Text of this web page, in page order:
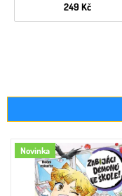
249 Kč
Novinka